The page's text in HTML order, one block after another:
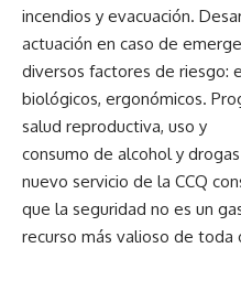
incendios y evacuación.
actuación en caso de
diversos factores de riesgo:
biológicos, ergonómicos.
salud reproductiva, uso y
consumo de alcohol y
nuevo servicio de la CCQ
que la seguridad no es un
recurso más valioso de toda